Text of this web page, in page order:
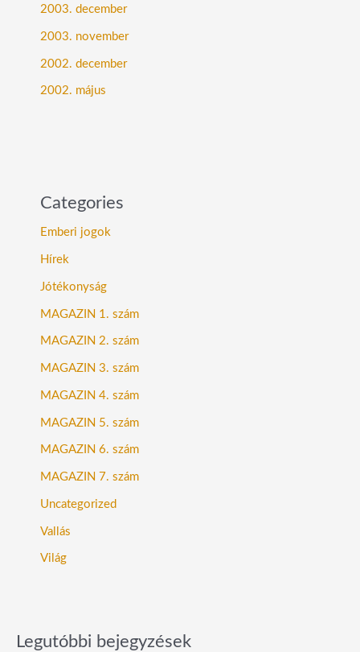
2003. december
2003. november
2002. december
2002. május
Categories
Emberi jogok
Hírek
Jótékonyság
MAGAZIN 1. szám
MAGAZIN 2. szám
MAGAZIN 3. szám
MAGAZIN 4. szám
MAGAZIN 5. szám
MAGAZIN 6. szám
MAGAZIN 7. szám
Uncategorized
Vallás
Világ
Legutóbbi bejegyzések